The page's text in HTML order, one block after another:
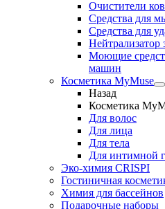
Очистители
Средства для
Средства для
Нейтрализатор
Моющие
машин
Косметика MyMuse
Назад
Косметика
Для волос
Для лица
Для тела
Для интимной
Эко-химия CRISPI
Гостиничная
Химия для бассейнов
Подарочные наборы